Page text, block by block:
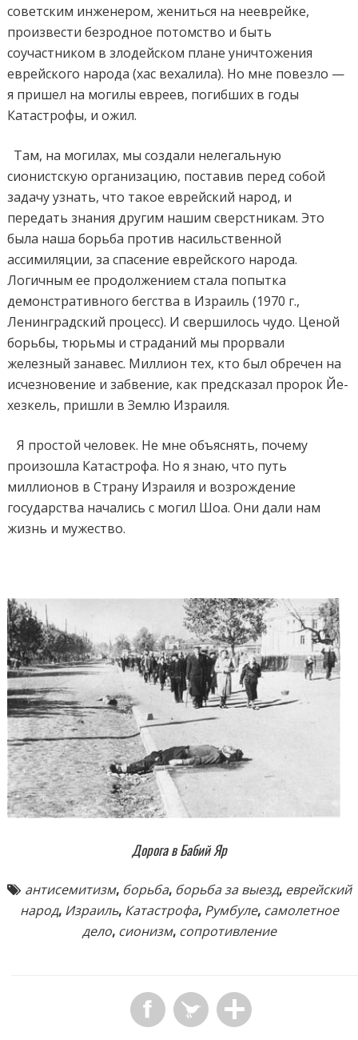
советским инженером, жениться на нееврейке,
произвести безродное потомство и быть
соучастником в злодейском плане уничтожения
еврейского народа (хас вехалила). Но мне повезло —
я пришел на могилы евреев, погибших в годы
Катастрофы, и ожил.
Там, на могилах, мы создали нелегальную
сионистскую организацию, поставив перед собой
задачу узнать, что такое еврейский народ, и
передать знания другим нашим сверстникам. Это
была наша борьба против насильственной
ассимиляции, за спасение еврейского народа.
Логичным ее продолжением стала попытка
демонстративного бегства в Израиль (1970 г.,
Ленинградский процесс). И свершилось чудо. Ценой
борьбы, тюрьмы и страданий мы прорвали
железный занавес. Миллион тех, кто был обречен на
исчезновение и забвение, как предсказал пророк Йе-
хезкель, пришли в Землю Израиля.
Я простой человек. Не мне объяснять, почему
произошла Катастрофа. Но я знаю, что путь
миллионов в Страну Израиля и возрождение
государства начались с могил Шоа. Они дали нам
жизнь и мужество.
Дорога в Бабий Яр
антисемитизм, борьба, борьба за выезд, еврейский
народ, Израиль, Катастрофа, Румбуле, самолетное
дело, сионизм, сопротивление